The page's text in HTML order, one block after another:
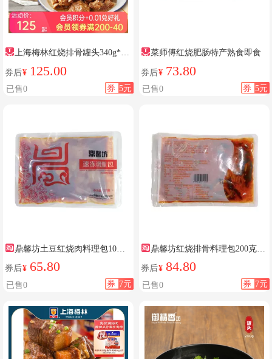
上海梅林红烧排骨罐头340g*5
充饥
券后¥ 125.00
券 5元
已售0
菜师傅红烧肥肠特产熟食即食
券后¥ 73.80
券 5元
已售0
鼎馨坊土豆红烧肉料理包10袋
装
券后¥ 65.80
券 7元
已售0
鼎馨坊红烧排骨料理包200克
*10份
券后¥ 84.80
券 7元
已售0